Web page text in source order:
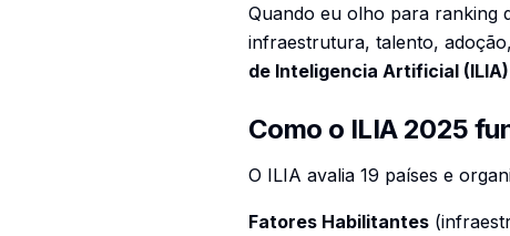
Quando eu olho para ranking
infraestrutura, talento,
de Inteligencia Artificial
Como o ILIA 2025
O ILIA avalia 19 países e
Fatores Habilitantes